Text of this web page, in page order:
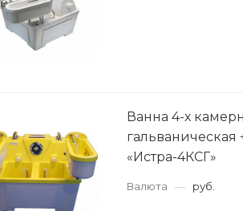
Ванна 4-х
гальваническая
«Истра-4КСГ»
Валюта — руб.